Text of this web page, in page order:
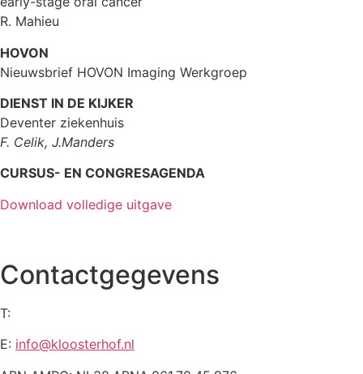
R. Mahieu
HOVON
Nieuwsbrief HOVON Imaging Werkgroep
DIENST IN DE KIJKER
Deventer ziekenhuis
F. Celik, J.Manders
CURSUS- EN CONGRESAGENDA
Download volledige uitgave
Contactgegevens
T:
E: info@kloosterhof.nl